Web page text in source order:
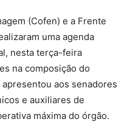
(Cofen) e a Frente
uma agenda
nesta terça-feira
na composição do
aos senadores
e auxiliares de
máxima do órgão.